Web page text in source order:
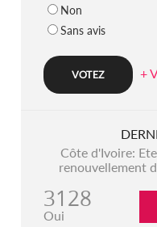
Non
Sans avis
+
Côte d'Ivoire:
renouvellement
3128
Oui